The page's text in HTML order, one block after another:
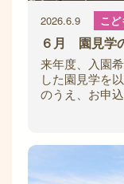
2026.6.9 こど
６月 園見学
来年度、入園
した園見学を
のうえ、お申